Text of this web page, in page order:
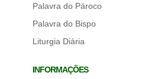
Palavra do Pároco
Palavra do Bispo
Liturgia Diária
INFORMAÇÕES